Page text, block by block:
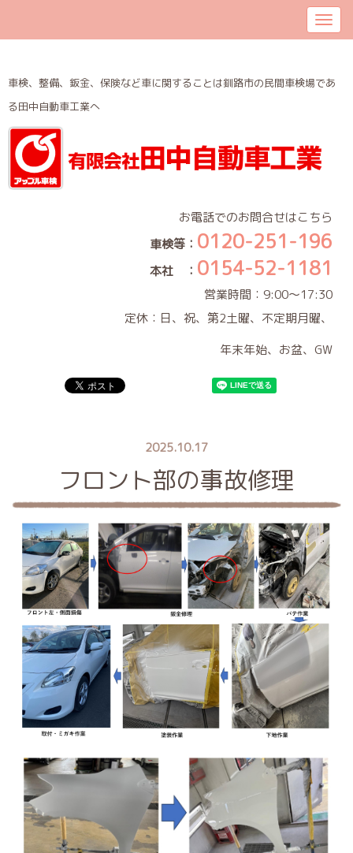
車検、整備、鈑金、保険など車に関することは釧路市の民間車検場であ
る田中自動車工業へ
お電話でのお問合せはこちら
車検等： 0120-251-196
本社 ： 0154-52-1181
営業時間：9:00～17:30
定休：日、祝、第2土曜、不定期月曜、
年末年始、お盆、GW
2025.10.17
フロント部の事故修理